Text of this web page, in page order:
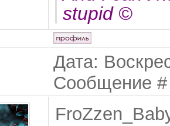
stupid ©
Дата:
Сообщение